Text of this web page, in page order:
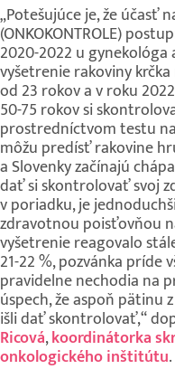
„Potešujúce je, že účasť
(ONKOKONTROLE)
2020-2022 u
vyšetrenie rakoviny
od 23 rokov a v roku
50-75 rokov si
prostredníctvom testu
môžu predísť rakovine
a Slovenky začínajú
dať si skontrolovať svoj
v poriadku, je
zdravotnou poisťovňou
vyšetrenie reagovalo
21-22 %, pozvánka
pravidelne nechodia na
úspech, že aspoň pätinu
išli dať skontrolovať,“
Ricová,koordinátorka
onkologického inštitútu.